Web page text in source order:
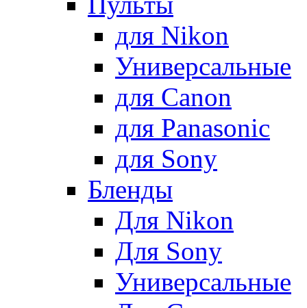
для Nikon
Универсальные
для Canon
для Panasonic
для Sony
Бленды
Для Nikon
Для Sony
Универсальные